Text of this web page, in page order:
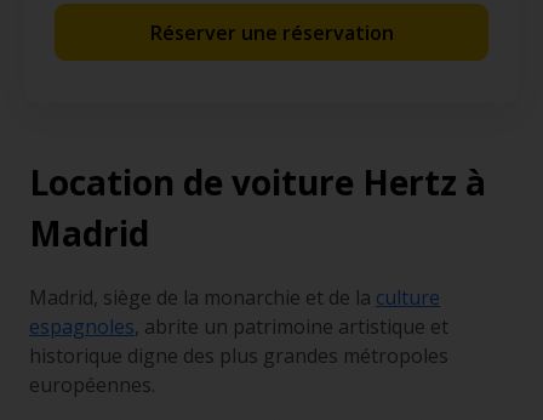
Réserver une réservation
Location de voiture Hertz à
Madrid
Madrid, siège de la monarchie et de la culture
espagnoles, abrite un patrimoine artistique et
historique digne des plus grandes métropoles
européennes.